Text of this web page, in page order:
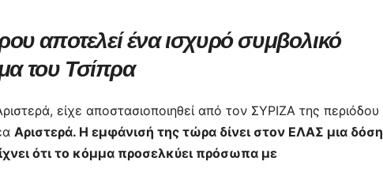
αποτελεί ένα ισχυρό συμβολικό
του Τσίπρα
είχε αποστασιοποιηθεί από τον ΣΥΡΙΖΑ της περιόδου
Αριστερά. Η εμφάνισή της τώρα δίνει στον ΕΛΑΣ μια δόση
ότι το κόμμα προσελκύει πρόσωπα με